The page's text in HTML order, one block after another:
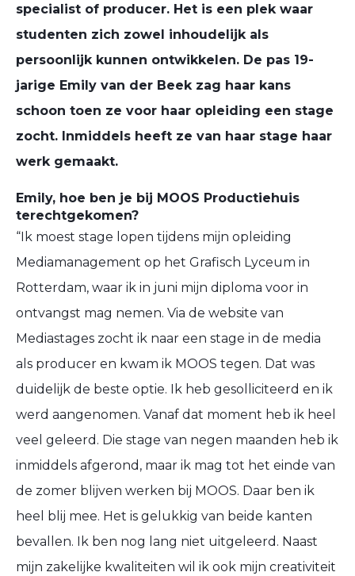
specialist of producer. Het is een plek waar
studenten zich zowel inhoudelijk als
persoonlijk kunnen ontwikkelen. De pas 19-
jarige Emily van der Beek zag haar kans
schoon toen ze voor haar opleiding een stage
zocht. Inmiddels heeft ze van haar stage haar
werk gemaakt.
Emily, hoe ben je bij MOOS Productiehuis
terechtgekomen?
“Ik moest stage lopen tijdens mijn opleiding
Mediamanagement op het Grafisch Lyceum in
Rotterdam, waar ik in juni mijn diploma voor in
ontvangst mag nemen. Via de website van
Mediastages zocht ik naar een stage in de media
als producer en kwam ik MOOS tegen. Dat was
duidelijk de beste optie. Ik heb gesolliciteerd en ik
werd aangenomen. Vanaf dat moment heb ik heel
veel geleerd. Die stage van negen maanden heb ik
inmiddels afgerond, maar ik mag tot het einde van
de zomer blijven werken bij MOOS. Daar ben ik
heel blij mee. Het is gelukkig van beide kanten
bevallen. Ik ben nog lang niet uitgeleerd. Naast
mijn zakelijke kwaliteiten wil ik ook mijn creativiteit